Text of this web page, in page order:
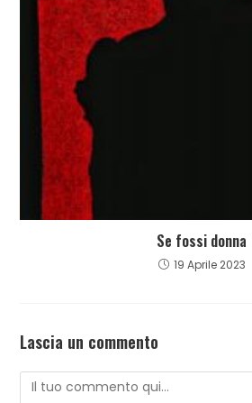
Se fossi donna
19 Aprile 2023
Lascia un commento